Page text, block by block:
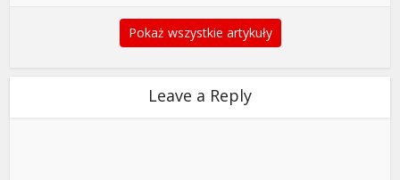
Pokaż wszystkie artykuły
Leave a Reply